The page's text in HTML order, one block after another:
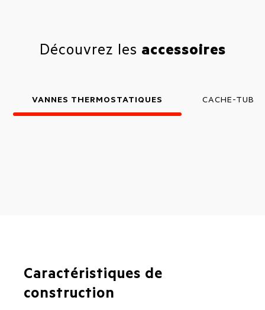
Découvrez les accessoires
VANNES THERMOSTATIQUES CACHE-TUBES
Caractéristiques de
construction